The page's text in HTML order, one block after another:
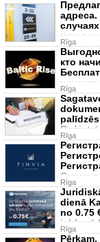
адреса.
Rīga
кто
услуги
Rīga
Rīga
Смена
Rīga
dienā
no 0.75
jebkurā L
Rīga